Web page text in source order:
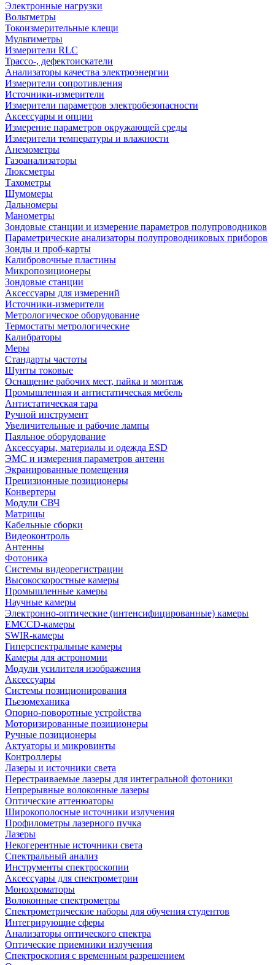
Электронные нагрузки
Вольтметры
Токоизмерительные клещи
Мультиметры
Измерители RLC
Трассо-, дефектоискатели
Анализаторы качества электроэнергии
Измерители сопротивления
Источники-измерители
Измерители параметров электробезопасности
Аксессуары и опции
Измерение параметров окружающей среды
Измерители температуры и влажности
Анемометры
Газоанализаторы
Люксметры
Тахометры
Шумомеры
Дальномеры
Манометры
Зондовые станции и измерение параметров полупроводников
Параметрические анализаторы полупроводниковых приборов
Зонды и проб-карты
Калибровочные пластины
Микропозиционеры
Зондовые станции
Аксессуары для измерений
Источники-измерители
Метрологическое оборудование
Термостаты метрологические
Калибраторы
Меры
Стандарты частоты
Шунты токовые
Оснащение рабочих мест, пайка и монтаж
Промышленная и антистатическая мебель
Антистатическая тара
Ручной инструмент
Увеличительные и рабочие лампы
Паяльное оборудование
Аксессуары, материалы и одежда ESD
ЭМС и измерения параметров антенн
Экранированные помещения
Прецизионные позиционеры
Конвертеры
Модули СВЧ
Матрицы
Кабельные сборки
Видеоконтроль
Антенны
Фотоника
Cистемы видеорегистрации
Высокоскоростные камеры
Промышленные камеры
Научные камеры
Электронно-оптические (интенсифицированные) камеры
EMCCD-камеры
SWIR-камеры
Гиперспектральные камеры
Камеры для астрономии
Модули усилителя изображения
Аксессуары
Системы позиционирования
Пьезомеханика
Опорно-поворотные устройства
Моторизированные позиционеры
Ручные позиционеры
Актуаторы и микровинты
Контроллеры
Лазеры и источники света
Перестраиваемые лазеры для интегральной фотоники
Непрерывные волоконные лазеры
Оптические аттенюаторы
Широкополосные источники излучения
Профилометры лазерного пучка
Лазеры
Некогерентные источники света
Спектральный анализ
Инструменты спектроскопии
Аксессуары для спектрометрии
Монохроматоры
Волоконные спектрометры
Спектрометрические наборы для обучения студентов
Интегрирующие сферы
Анализаторы оптического спектра
Оптические приемники излучения
Спектроскопия с временным разрешением